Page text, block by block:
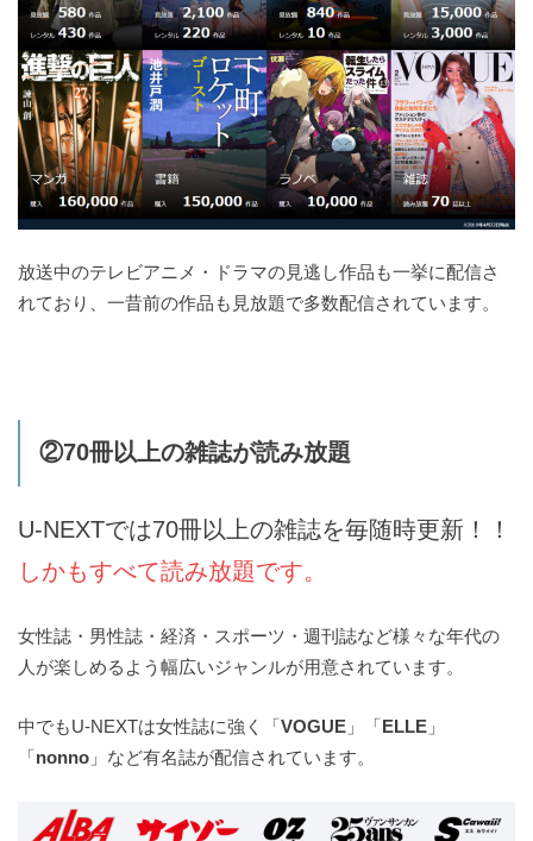
放送中のテレビアニメ・ドラマの見逃し作品も一挙に配信さ
れており、一昔前の作品も見放題で多数配信されています。
②70冊以上の雑誌が読み放題
U-NEXTでは70冊以上の雑誌を毎随時更新！！
しかもすべて読み放題です。
女性誌・男性誌・経済・スポーツ・週刊誌など様々な年代の
人が楽しめるよう幅広いジャンルが用意されています。
中でもU-NEXTは女性誌に強く「VOGUE 」「ELLE 」
「nonno 」など有名誌が配信されています。